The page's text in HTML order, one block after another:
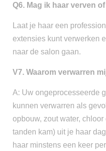
Q6. Mag ik haar verven
Laat je haar een
extensies kunt verwerken
naar de salon gaan.
V7. Waarom verwarren
A: Uw ongeprocesseerde
kunnen verwarren als
opbouw, zout water,
tanden kam) uit je haar
haar minstens een keer